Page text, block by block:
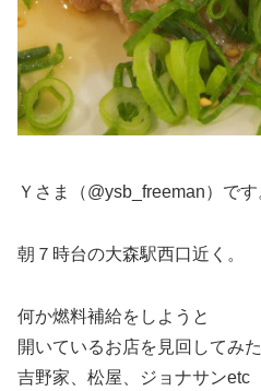
Ｙさま（@ysb_freeman）です
朝７時台の大森駅西口近く。
何か燃料補給をしようと
開いているお店を見回してみ
吉野家、松屋、ジョナサンetc